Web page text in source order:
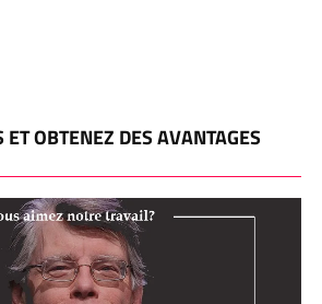
OBTENEZ DES AVANTAGES